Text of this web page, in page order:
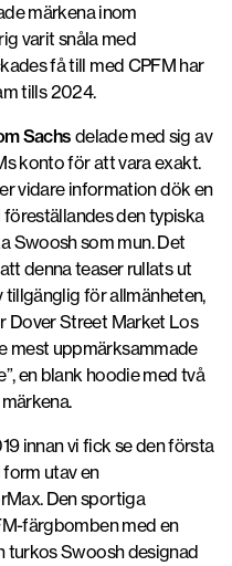
märkena inom
varit snåla med
få till med CPFM har
tills 2024.
Sachs delade med sig av
konto för att vara exakt.
vidare information dök en
föreställandes den typiska
Swoosh som mun. Det
denna teaser rullats ut
för allmänheten,
Dover Street Market Los
mest uppmärksammade
en blank hoodie med två
innan vi fick se den första
utav en
Den sportiga
färgbomben med en
turkos Swoosh designad